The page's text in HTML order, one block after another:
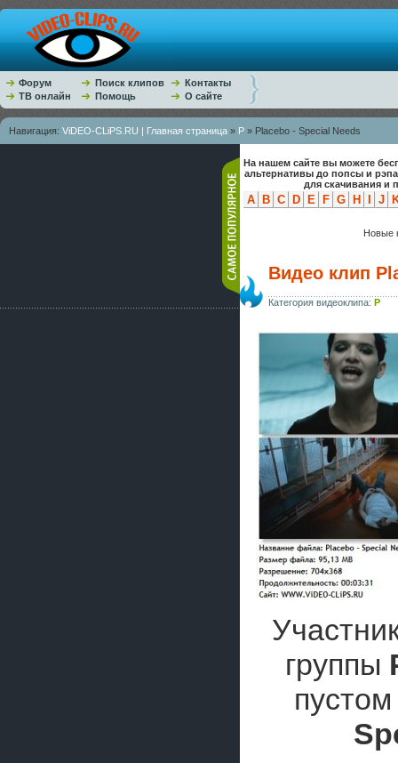
Форум Поиск клипов
Контакты
ТВ онлайн
Помощь О сайте
Навигация: ViDEO-CLiPS.RU | Главная страница » P » Placebo - Special Needs
На нашем сайте вы можете
альтернативы до попсы и
для скачивания и
A B C D E F G H J
Новые
Видео клип
Категория видеоклипа: P
группы